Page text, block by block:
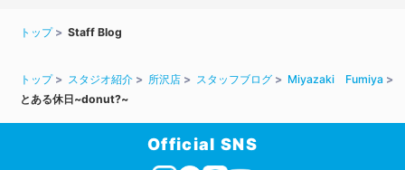
トップ Staff Blog
トップ スタジオ紹介 所沢店 スタッフブログ
Miyazaki Fumiya
とある休日~donut?~
Official SNS